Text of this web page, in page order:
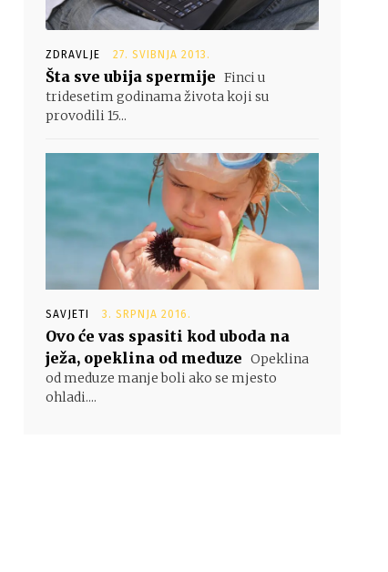
ZDRAVLJE 27. SVIBNJA 2013.
Šta sve ubija spermije Finci u
tridesetim godinama života koji su
provodili 15...
SAVJETI 3. SRPNJA 2016.
Ovo će vas spasiti kod uboda na
ježa, opeklina od meduze Opeklina
od meduze manje boli ako se mjesto
ohladi....